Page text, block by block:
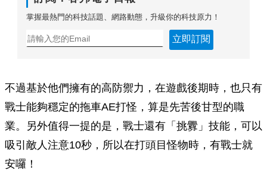
掌握最熱門的科技話題、網路動態，升級你的科技原力！
立即訂閱
不過基於他們擁有的高防禦力，在遊戲後期時，也只有
戰士能夠穩定的拖車AE打怪，算是先苦後甘型的職
業。另外值得一提的是，戰士還有「挑釁」技能，可以
吸引敵人注意10秒，所以在打頭目怪物時，有戰士就
安囉！